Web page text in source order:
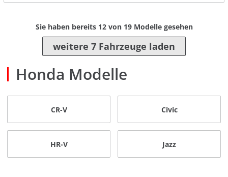
Sie haben bereits 12von 19Modelle gesehen
weitere 7 Fahrzeuge laden
Honda Modelle
CR-V Civic
HR-V Jazz